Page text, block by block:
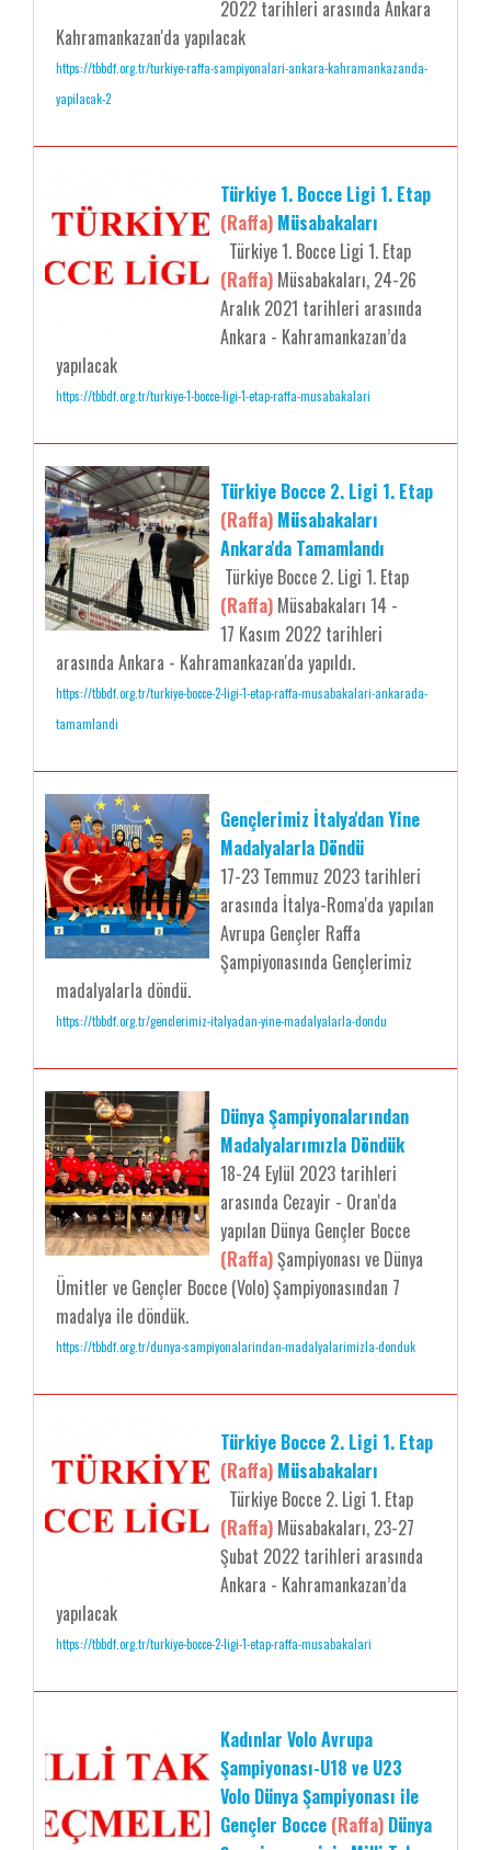
2022 tarihleri arasında Ankara
Kahramankazan'da yapılacak
https://tbbdf.org.tr/turkiye-raffa-sampiyonalari-ankara-kahramankazanda-
yapilacak-2
Türkiye 1. Bocce Ligi 1. Etap
(Raffa) Müsabakaları
Türkiye 1. Bocce Ligi 1. Etap
(Raffa) Müsabakaları, 24-26
Aralık 2021 tarihleri arasında
Ankara - Kahramankazan’da
yapılacak
https://tbbdf.org.tr/turkiye-1-bocce-ligi-1-etap-raffa-musabakalari
Türkiye Bocce 2. Ligi 1. Etap
(Raffa) Müsabakaları
Ankara'da Tamamlandı
Türkiye Bocce 2. Ligi 1. Etap
(Raffa) Müsabakaları 14 -
17 Kasım 2022 tarihleri
arasında Ankara - Kahramankazan'da yapıldı.
https://tbbdf.org.tr/turkiye-bocce-2-ligi-1-etap-raffa-musabakalari-ankarada-
tamamlandi
Gençlerimiz İtalya'dan Yine
Madalyalarla Döndü
17-23 Temmuz 2023 tarihleri
arasında İtalya-Roma'da yapılan
Avrupa Gençler Raffa
Şampiyonasında Gençlerimiz
madalyalarla döndü.
https://tbbdf.org.tr/genclerimiz-italyadan-yine-madalyalarla-dondu
Dünya Şampiyonalarından
Madalyalarımızla Döndük
18-24 Eylül 2023 tarihleri
arasında Cezayir - Oran'da
yapılan Dünya Gençler Bocce
(Raffa)Şampiyonası ve Dünya
Ümitler ve Gençler Bocce (Volo) Şampiyonasından 7
madalya ile döndük.
https://tbbdf.org.tr/dunya-sampiyonalarindan-madalyalarimizla-donduk
Türkiye Bocce 2. Ligi 1. Etap
(Raffa) Müsabakaları
Türkiye Bocce 2. Ligi 1. Etap
(Raffa) Müsabakaları, 23-27
Şubat 2022 tarihleri arasında
Ankara - Kahramankazan’da
yapılacak
https://tbbdf.org.tr/turkiye-bocce-2-ligi-1-etap-raffa-musabakalari
Kadınlar Volo Avrupa
Şampiyonası-U18 ve U23
Volo Dünya Şampiyonası ile
Gençler Bocce (Raffa) Dünya